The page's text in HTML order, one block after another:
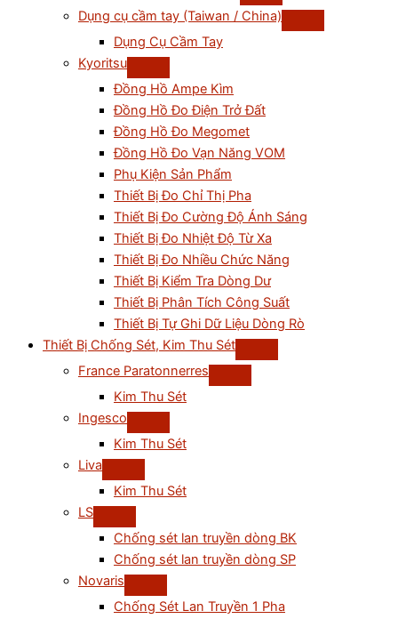
Dụng cụ cầm tay (Taiwan / China)
Dụng Cụ Cầm Tay
Kyoritsu
Đồng Hồ Ampe Kìm
Đồng Hồ Đo Điện Trở Đất
Đồng Hồ Đo Megomet
Đồng Hồ Đo Vạn Năng VOM
Phụ Kiện Sản Phẩm
Thiết Bị Đo Chỉ Thị Pha
Thiết Bị Đo Cường Độ Ánh Sáng
Thiết Bị Đo Nhiệt Độ Từ Xa
Thiết Bị Đo Nhiều Chức Năng
Thiết Bị Kiểm Tra Dòng Dư
Thiết Bị Phân Tích Công Suất
Thiết Bị Tự Ghi Dữ Liệu Dòng Rò
Thiết Bị Chống Sét, Kim Thu Sét
France Paratonnerres
Kim Thu Sét
Ingesco
Kim Thu Sét
Liva
Kim Thu Sét
LS
Chống sét lan truyền dòng BK
Chống sét lan truyền dòng SP
Novaris
Chống Sét Lan Truyền 1 Pha